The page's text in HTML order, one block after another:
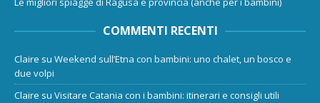
COMMENTI RECENTI
Claire su Weekend sull’Etna con bambini: uno chalet, un bosco e
due volpi
Claire su Visitare Catania con i bambini: itinerari e consigli utili